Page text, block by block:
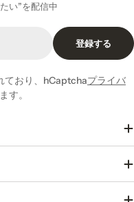
い”を配信中
登録する
ており、hCaptchaプライバ
す。